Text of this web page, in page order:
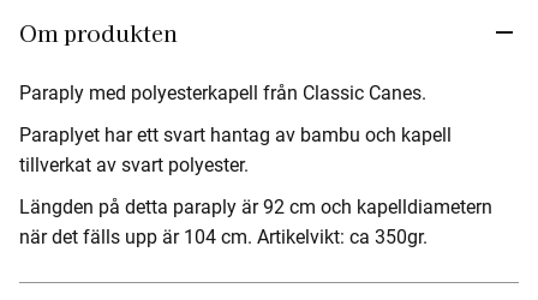
Om produkten
Paraply med polyesterkapell från Classic Canes.
Paraplyet har ett svart hantag av bambu och kapell
tillverkat av svart polyester.
Längden på detta paraply är 92 cm och kapelldiametern
när det fälls upp är 104 cm. Artikelvikt: ca 350gr.